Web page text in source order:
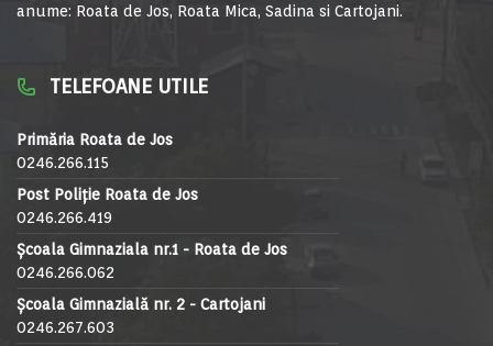
anume: Roata de Jos, Roata Mica, Sadina si Cartojani.
TELEFOANE UTILE
Primăria Roata de Jos
0246.266.115
Post Poliție Roata de Jos
0246.266.419
Școala Gimnaziala nr.1 - Roata de Jos
0246.266.062
Școala Gimnazială nr. 2 - Cartojani
0246.267.603